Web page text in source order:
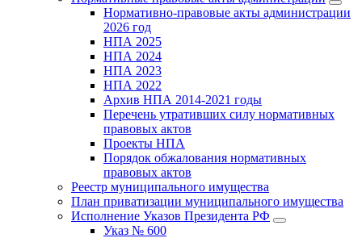
Нормативно-правовые акты администрации
2026 год
НПА 2025
НПА 2024
НПА 2023
НПА 2022
Архив НПА 2014-2021 годы
Перечень утративших силу нормативных
правовых актов
Проекты НПА
Порядок обжалования нормативных
правовых актов
Реестр муниципального имущества
План приватизации муниципального имущества
Исполнение Указов Президента РФ
Указ № 600